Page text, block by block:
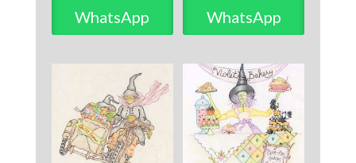
WhatsApp
WhatsApp